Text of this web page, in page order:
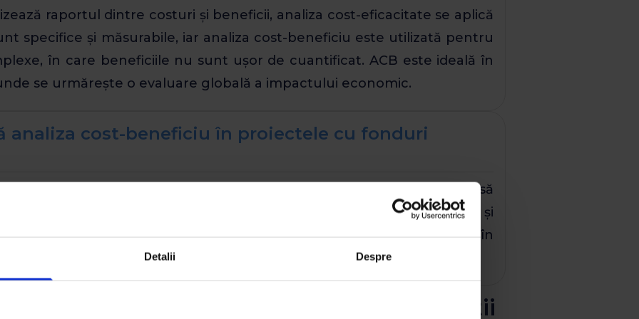
Detalii Despre
raportul dintre costuri și beneficii, analiza cost-eficacitate se aplică
specifice și măsurabile, iar analiza cost-beneficiu este utilizată pentru
în care beneficiile nu sunt ușor de cuantificat. ACB este ideală în
se urmărește o evaluare globală a impactului economic.
analiza cost-beneficiu în proiectele cu fonduri
prin fonduri europene, analiza cost-beneficiu este o cerință impusă
a justifica economic investițiile. Aceasta ajută autoritățile și
proiectul aduce un beneficiu net în comparație cu costurile totale, iar în
pentru a obține finanțare.
unei analize cost-beneficiu în construcții